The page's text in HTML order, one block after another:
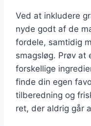
Ved at inkludere
nyde godt af de
fordele, samtidig
smagsløg. Prøv at
forskellige
finde din egen
tilberedning og
ret, der aldrig går